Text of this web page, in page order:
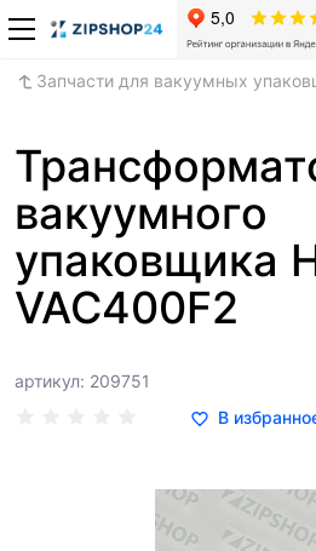
Запчасти для вакуумных
вакуумного
упаковщика
VAC400F2
артикул: 209751
В